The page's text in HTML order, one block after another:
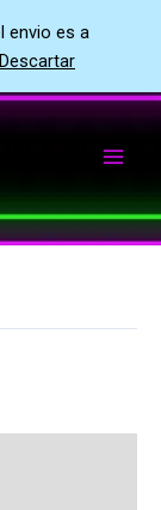
envio es a
Descartar